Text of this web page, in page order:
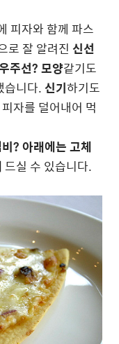
피자와 함께 파스
로 잘 알려진 신선
주선? 모양같기도
습니다. 신기하기도
자를 덜어내어 먹
? 아래에는 고체
드실 수 있습니다.